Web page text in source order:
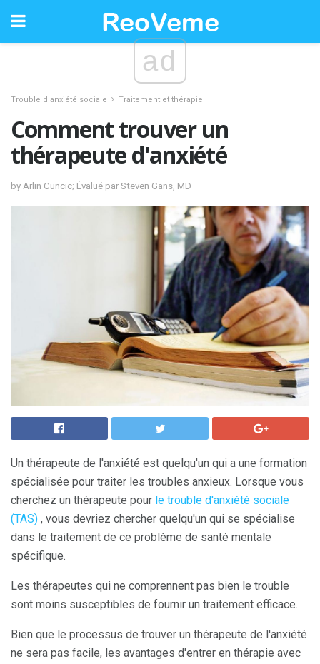
ad
Trouble d'anxiété sociale Traitement et thérapie
Comment trouver un
thérapeute d'anxiété
by Arlin Cuncic; Évalué par Steven Gans, MD
Un thérapeute de l'anxiété est quelqu'un qui a une formation
spécialisée pour traiter les troubles anxieux. Lorsque vous
cherchez un thérapeute pour le trouble d'anxiété sociale
(TAS) , vous devriez chercher quelqu'un qui se spécialise
dans le traitement de ce problème de santé mentale
spécifique.
Les thérapeutes qui ne comprennent pas bien le trouble
sont moins susceptibles de fournir un traitement efficace.
Bien que le processus de trouver un thérapeute de l'anxiété
ne sera pas facile, les avantages d'entrer en thérapie avec